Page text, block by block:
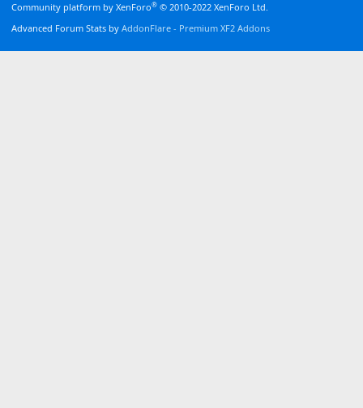
Community platform by XenForo® © 2010-2022 XenForo Ltd.
Advanced Forum Stats by AddonFlare - Premium XF2 Addons